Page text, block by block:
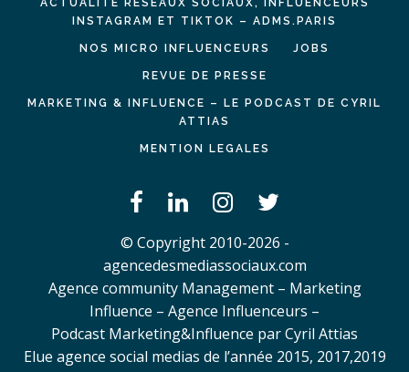
INSTAGRAM ET TIKTOK – ADMS.PARIS
NOS MICRO INFLUENCEURS JOBS
REVUE DE PRESSE
MARKETING & INFLUENCE – LE PODCAST DE CYRIL
ATTIAS
MENTION LEGALES
© Copyright 2010-2026 -
agencedesmediassociaux.com
Agence community Management – Marketing
Influence – Agence Influenceurs –
Podcast Marketing&Influence par Cyril Attias
Elue agence social medias de l’année 2015, 2017,2019